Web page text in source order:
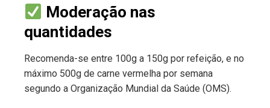
Moderação nas
quantidades
Recomenda-se entre 100g a 150g por refeição, e no
máximo 500g de carne vermelha por semana
segundo a Organização Mundial da Saúde (OMS).